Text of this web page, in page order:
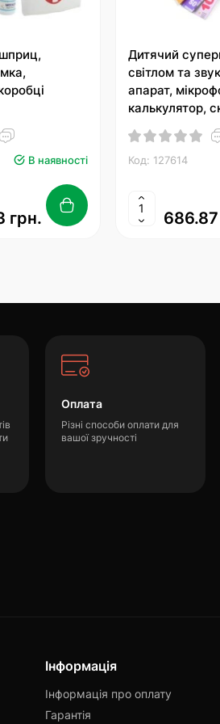
В наявності
грн.
Дитячий
світлом та
апарат,
калькулятор,
продукти, на
коробці
Код: 127614
Оплата
Різні способи оплати для
вашої зручності
Інформація
Інформація про оплату
Гарантія